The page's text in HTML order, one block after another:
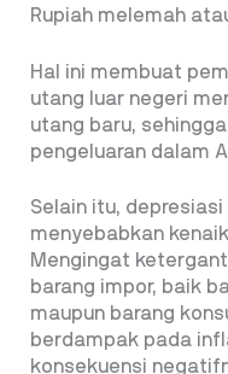
Rupiah melemah
Hal ini membuat
utang luar negeri
utang baru,
pengeluaran dalam
Selain itu,
menyebabkan
Mengingat
barang impor, baik
maupun barang
berdampak pada
konsekuensi